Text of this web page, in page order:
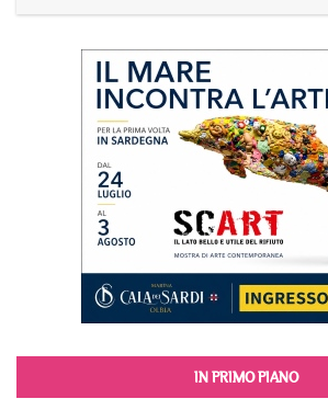
IN PRIMO PIANO